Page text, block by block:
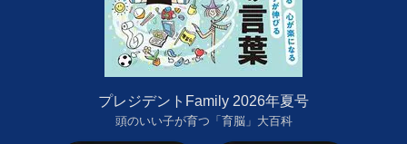
プレジデントFamily 2026年夏号
頭のいい子が育つ「育脳」大百科